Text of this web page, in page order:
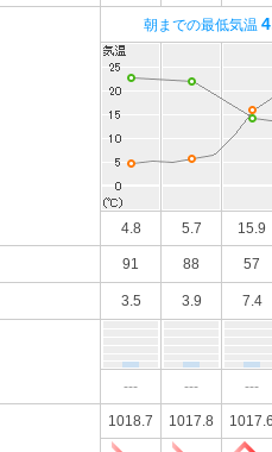
朝までの最低気温
4.8 5.7 15.9
91 88 57
3.5 3.9 7.4
--- --- ---
1018.7 1017.8